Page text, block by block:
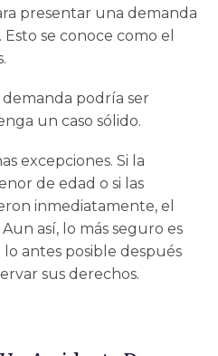
presentar una demanda
se conoce como el
demanda podría ser
un caso sólido.
excepciones. Si la
de edad o si las
inmediatamente, el
así, lo más seguro es
antes posible después
sus derechos.